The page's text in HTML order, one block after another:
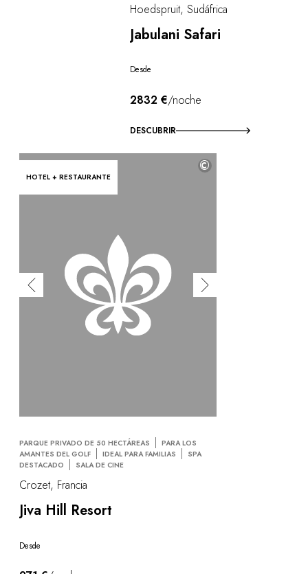
Hoedspruit, Sudáfrica
Jabulani Safari
Desde
2832 €/noche
DESCUBRIR
HOTEL + RESTAURANTE
©
PARQUE PRIVADO DE 50 HECTÁREAS
PARA LOS
AMANTES DEL GOLF
IDEAL PARA FAMILIAS
SPA
DESTACADO
SALA DE CINE
Crozet, Francia
Jiva Hill Resort
Desde